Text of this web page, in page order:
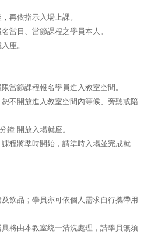
再依指示入場上課。
當日、當節課程之學員本人。
座。
當節課程報名學員進入教室空間。
不開放進入教室空間內等候、旁聽或陪
鐘 開放入場就座。
程將準時開始，請準時入場並完成就
飲品；學員亦可依個人需求自行攜帶用
將由本教室統一清洗處理，請學員無須